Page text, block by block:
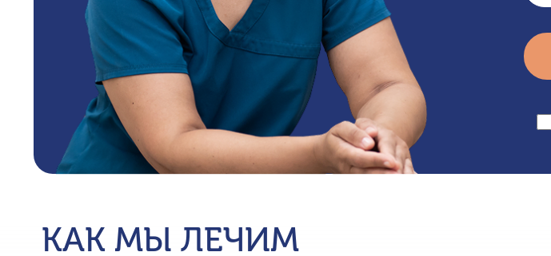
КАК МЫ ЛЕЧИМ